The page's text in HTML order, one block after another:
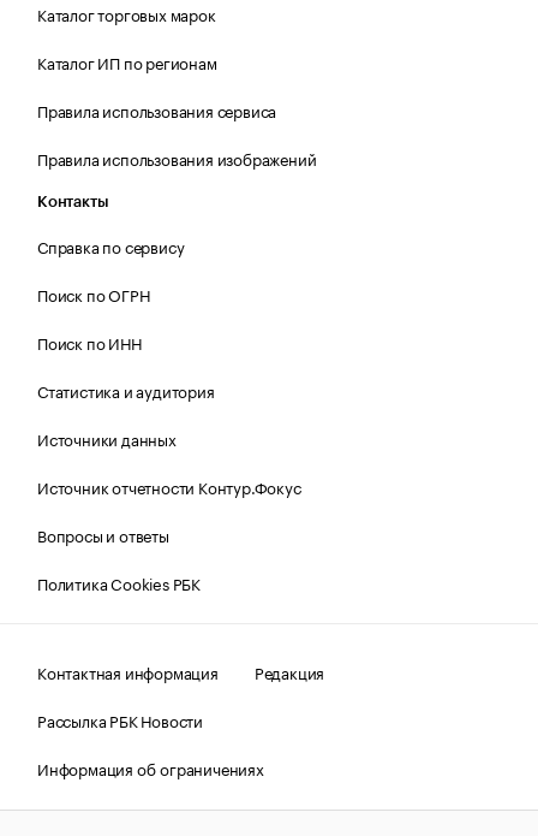
Каталог торговых марок
Каталог ИП по регионам
Правила использования сервиса
Правила использования изображений
Контакты
Справка по сервису
Поиск по ОГРН
Поиск по ИНН
Статистика и аудитория
Источники данных
Источник отчетности Контур.Фокус
Вопросы и ответы
Политика Cookies РБК
Контактная информация
Редакция
Рассылка РБК Новости
Информация об ограничениях
Правовая информация
О соблюдении авторских прав